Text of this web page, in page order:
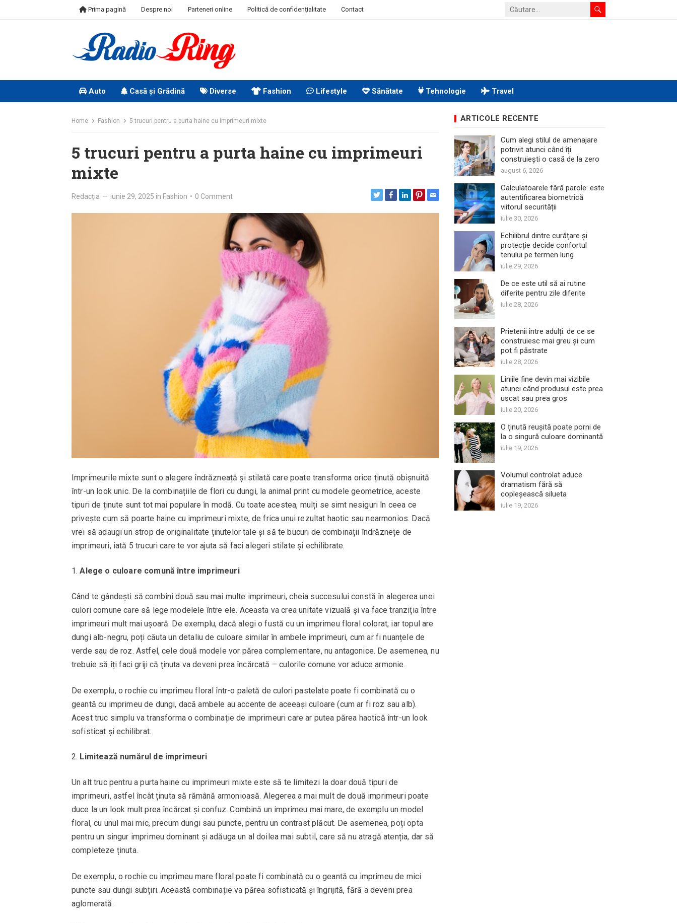
Prima pagină Despre noi Parteneri online Politică de confidențialitate Contact
Auto Casă și Grădină Diverse Fashion Lifestyle Sănătate Tehnologie Travel
Home Fashion 5 trucuri pentru a purta haine cu imprimeuri mixte
5 trucuri pentru a purta haine cu imprimeuri
mixte
Redacția — iunie 29, 2025 in Fashion • 0 Comment
Imprimeurile mixte sunt o alegere îndrăzneață și stilată care poate transforma orice ținută obișnuită
într-un look unic. De la combinațiile de flori cu dungi, la animal print cu modele geometrice, aceste
tipuri de ținute sunt tot mai populare în modă. Cu toate acestea, mulți se simt nesiguri în ceea ce
privește cum să poarte haine cu imprimeuri mixte, de frica unui rezultat haotic sau nearmonios. Dacă
vrei să adaugi un strop de originalitate ținutelor tale și să te bucuri de combinații îndrăznețe de
imprimeuri, iată 5 trucuri care te vor ajuta să faci alegeri stilate și echilibrate.
Alege o culoare comună între imprimeuri
Când te gândești să combini două sau mai multe imprimeuri, cheia succesului constă în alegerea unei
culori comune care să lege modelele între ele. Aceasta va crea unitate vizuală și va face tranziția între
imprimeuri mult mai ușoară. De exemplu, dacă alegi o fustă cu un imprimeu floral colorat, iar topul are
dungi alb-negru, poți căuta un detaliu de culoare similar în ambele imprimeuri, cum ar fi nuanțele de
verde sau de roz. Astfel, cele două modele vor părea complementare, nu antagonice. De asemenea, nu
trebuie să îți faci griji că ținuta va deveni prea încărcată – culorile comune vor aduce armonie.
De exemplu, o rochie cu imprimeu floral într-o paletă de culori pastelate poate fi combinată cu o
geantă cu imprimeu de dungi, dacă ambele au accente de aceeași culoare (cum ar fi roz sau alb).
Acest truc simplu va transforma o combinație de imprimeuri care ar putea părea haotică într-un look
sofisticat și echilibrat.
Limitează numărul de imprimeuri
Un alt truc pentru a purta haine cu imprimeuri mixte este să te limitezi la doar două tipuri de
imprimeuri, astfel încât ținuta să rămână armonioasă. Alegerea a mai mult de două imprimeuri poate
duce la un look mult prea încărcat și confuz. Combină un imprimeu mai mare, de exemplu un model
floral, cu unul mai mic, precum dungi sau puncte, pentru un contrast plăcut. De asemenea, poți opta
pentru un singur imprimeu dominant și adăuga un al doilea mai subtil, care să nu atragă atenția, dar să
completeze ținuta.
De exemplu, o rochie cu imprimeu mare floral poate fi combinată cu o geantă cu imprimeu de mici
puncte sau dungi subțiri. Această combinație va părea sofisticată și îngrijită, fără a deveni prea
aglomerată.
ARTICOLE RECENTE
Cum alegi stilul de amenajare
potrivit atunci când îți
construiești o casă de la zero
august 6, 2026
Calculatoarele fără parole: este
autentificarea biometrică
viitorul securității
iulie 30, 2026
Echilibrul dintre curățare și
protecție decide confortul
tenului pe termen lung
iulie 29, 2026
De ce este util să ai rutine
diferite pentru zile diferite
iulie 28, 2026
Prietenii între adulți: de ce se
construiesc mai greu și cum
pot fi păstrate
iulie 28, 2026
Liniile fine devin mai vizibile
atunci când produsul este prea
uscat sau prea gros
iulie 20, 2026
O ținută reușită poate porni de
la o singură culoare dominantă
iulie 19, 2026
Volumul controlat aduce
dramatism fără să
copleșească silueta
iulie 19, 2026